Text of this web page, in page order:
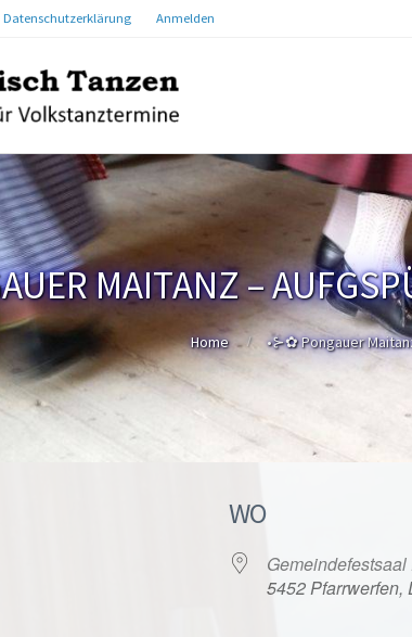
Datenschutzerklärung Anmelden
MAITANZ –
Home •⊱✿ Pongauer
WO
5452 Pfarrwerfen,